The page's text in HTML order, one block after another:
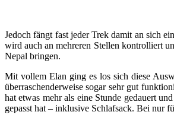
Jedoch fängt fast jeder Trek damit an sich
wird auch an mehreren Stellen kontrolliert
Nepal bringen.
Mit vollem Elan ging es los sich diese
überraschenderweise sogar sehr gut
hat etwas mehr als eine Stunde gedauert
gepasst hat – inklusive Schlafsack. Bei nur